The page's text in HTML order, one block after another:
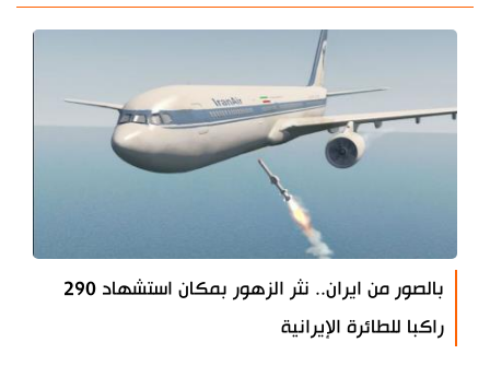
بالصور من ايران.. نثر الزهور بمكان استشهاد 290
راكبا للطائرة الإيرانية